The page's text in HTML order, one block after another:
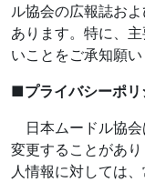
ル協会の広報誌お
あります。特に、
いことをご承知願い
■プライバシーポ
日本ムードル協会
変更することがあ
人情報に対しては